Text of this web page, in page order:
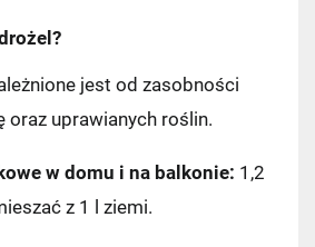
jest od zasobności
oraz uprawianych roślin.
w domu i na balkonie: 1,2
z 1 l ziemi.